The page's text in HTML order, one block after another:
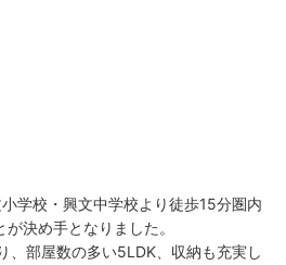
学校・興文中学校より徒歩15分圏内
決め手となりました。
、部屋数の多い5LDK、収納も充実し